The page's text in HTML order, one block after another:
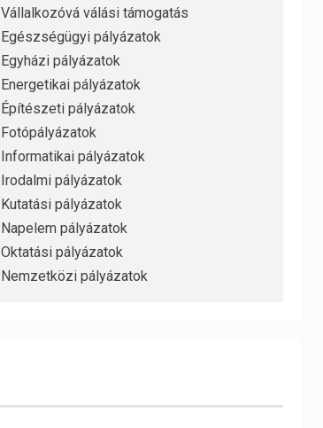
Vállalkozóvá válási támogatás
Egészségügyi pályázatok
Egyházi pályázatok
Energetikai pályázatok
Építészeti pályázatok
Fotópályázatok
Informatikai pályázatok
Irodalmi pályázatok
Kutatási pályázatok
Napelem pályázatok
Oktatási pályázatok
Nemzetközi pályázatok